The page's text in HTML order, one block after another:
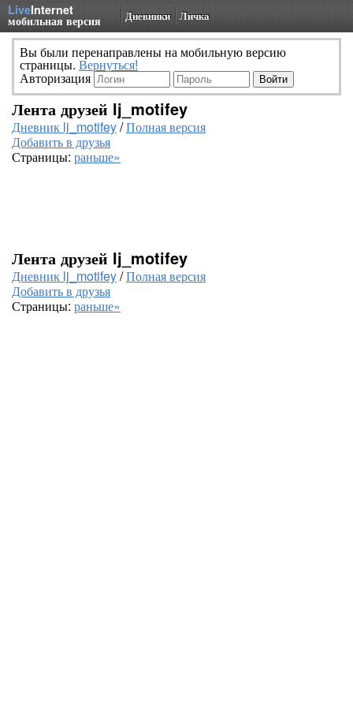
LiveInternet
мобильная версия Дневники Личка
Вы были перенаправлены на мобильную версию
страницы. Вернуться!
Авторизация
Лента друзей lj_motifey
Дневник lj_motifey/Полная версия
Добавить в друзья
Страницы: раньше»
Лента друзей lj_motifey
Дневник lj_motifey/Полная версия
Добавить в друзья
Страницы: раньше»